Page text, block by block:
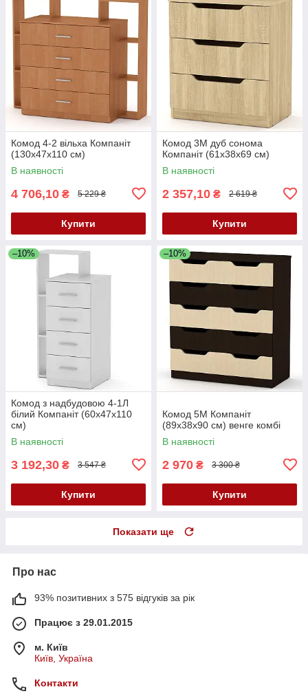
Комод 4-2 вільха Компаніт
(130х47х110 см)
В наявності
4 706,10 ₴ 5 229 ₴
Купити
Комод 3М дуб сонома
Компаніт (61х38х69 см)
В наявності
2 357,10 ₴ 2 619 ₴
Купити
–10%
Комод з надбудовою 4-1Л
білий Компаніт (60х47х110
см)
В наявності
3 192,30 ₴ 3 547 ₴
Купити
–10%
Комод 5М Компаніт
(89х38х90 см) венге комбі
В наявності
2 970 ₴ 3 300 ₴
Купити
Показати ще
Про нас
93% позитивних з 575 відгуків за рік
Працює з 29.01.2015
м. Київ
Київ, Україна
Контакти